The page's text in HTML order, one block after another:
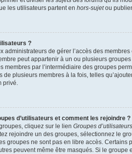
les utilisateurs partent en hors-sujetou
?
administrateurs de gérer l’accès des
peut appartenir à un ou plusieurs
membres par l’intermédiaire des groupes
de plusieurs membres à la fois, telles
privé.
d’utilisateurs et comment les rejoindre ?
cliquez sur le lien Groupes d’utilisateurs
rejoindre un des groupes, sélectionnez le
groupes ne sont pas en libre accès. Certains
peuvent même être masqués. Si le groupe